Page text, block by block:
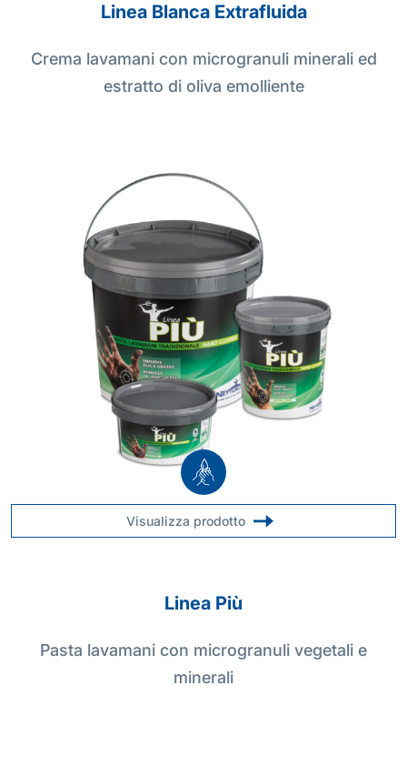
Linea Blanca Extrafluida
Crema lavamani con microgranuli minerali ed
estratto di oliva emolliente
Visualizza prodotto
Linea Più
Pasta lavamani con microgranuli vegetali e
minerali